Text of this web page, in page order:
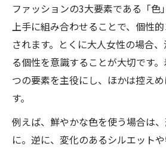
ファッションの3大要素である「色
上手に組み合わせることで、個性
されます。とくに大人女性の場合
る個性を意識することが大切です
つの要素を主役にし、ほかは控え
す。
例えば、鮮やかな色を使う場合は
に。逆に、変化のあるシルエット